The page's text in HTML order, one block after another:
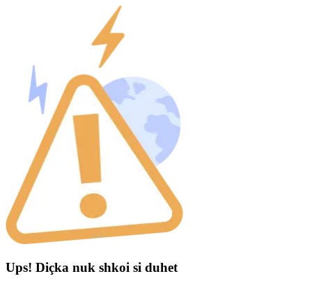
Ups! Diçka nuk shkoi si duhet